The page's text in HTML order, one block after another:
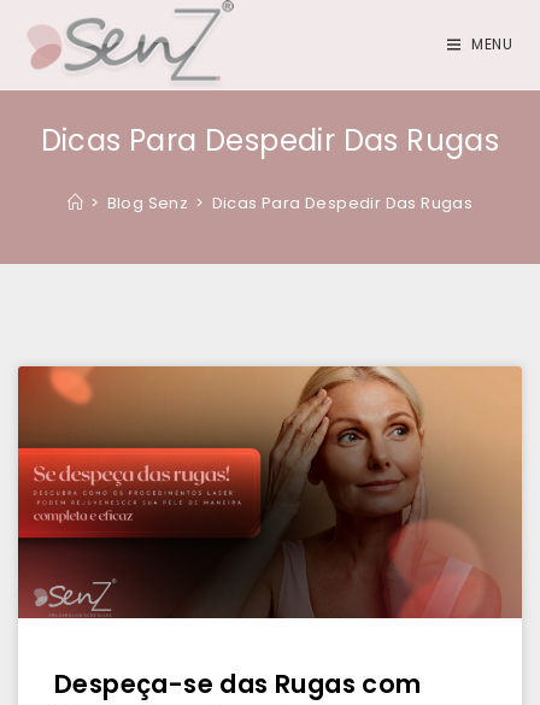
MENU
Dicas Para Despedir Das Rugas
> Blog Senz > Dicas Para Despedir Das Rugas
Despeça-se das Rugas com